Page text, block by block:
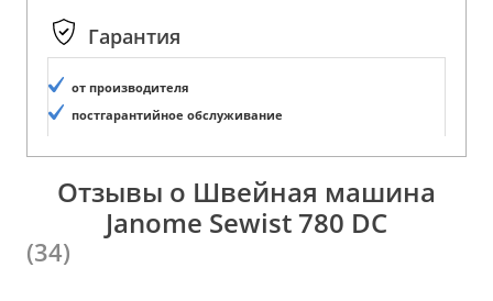
Гарантия
от производителя
постгарантийное обслуживание
Отзывы о Швейная машина
Janome Sewist 780 DC
(34)